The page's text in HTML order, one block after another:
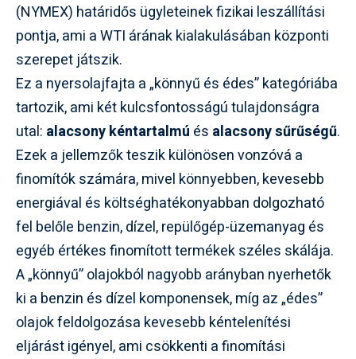
(NYMEX) határidős ügyleteinek fizikai leszállítási
pontja, ami a WTI árának kialakulásában központi
szerepet játszik.
Ez a nyersolajfajta a „könnyű és édes” kategóriába
tartozik, ami két kulcsfontosságú tulajdonságra
utal: alacsony kéntartalmú és alacsony sűrűségű.
Ezek a jellemzők teszik különösen vonzóvá a
finomítók számára, mivel könnyebben, kevesebb
energiával és költséghatékonyabban dolgozható
fel belőle benzin, dízel, repülőgép-üzemanyag és
egyéb értékes finomított termékek széles skálája.
A „könnyű” olajokból nagyobb arányban nyerhetők
ki a benzin és dízel komponensek, míg az „édes”
olajok feldolgozása kevesebb kéntelenítési
eljárást igényel, ami csökkenti a finomítási